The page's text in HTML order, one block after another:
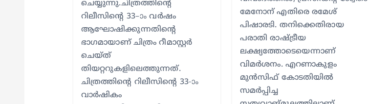
ചെയ്യുന്നു.ചിത്രത്തിന്റെ
റിലീസിന്റെ 33–ാം വർഷം
ആഘോഷിക്കുന്നതിന്റെ
ഭാഗമായാണ് ചിത്രം റീമാസ്റ്റർ
ചെയ്ത്
തിയറ്ററുകളിലെത്തുന്നത്.
ചിത്രത്തിന്റെ റിലീസിന്റെ 33-ാം
വാർഷികം
മേനോന് എതിരെ രമേശ്
പിഷാരടി. തനിക്കെതിരായ
പരാതി രാഷ്ട്രീയ
ലക്ഷ്യത്തോടെയെന്നാണ്
വിമര്‍ശനം. എറണാകുളം
മുന്‍സിഫ് കോടതിയില്‍
സമര്‍പ്പിച്ച